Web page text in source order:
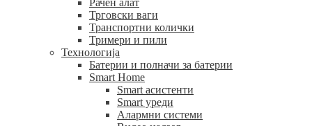
Рачен алат
Трговски ваги
Транспортни колички
Тримери и пили
Технологија
Батерии и полначи за батерии
Smart Home
Smart асистенти
Smart уреди
Алармни системи